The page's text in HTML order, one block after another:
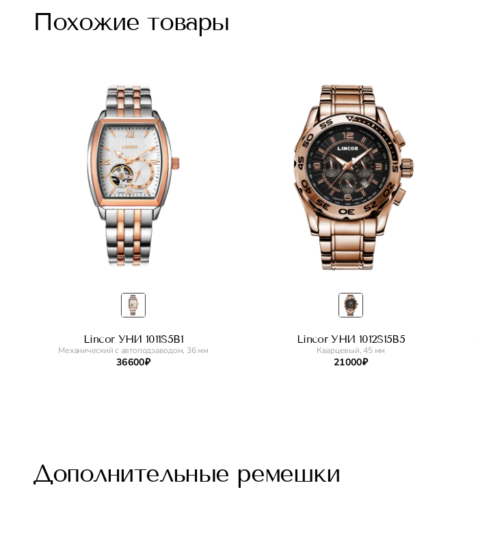
Похожие товары
Lincor УНИ 1011S5B1
Механический с автоподзаводом, 36 мм
36 600 ₽
Lincor УНИ 1012S15B5
Кварцевый, 45 мм
21 000 ₽
Дополнительные ремешки